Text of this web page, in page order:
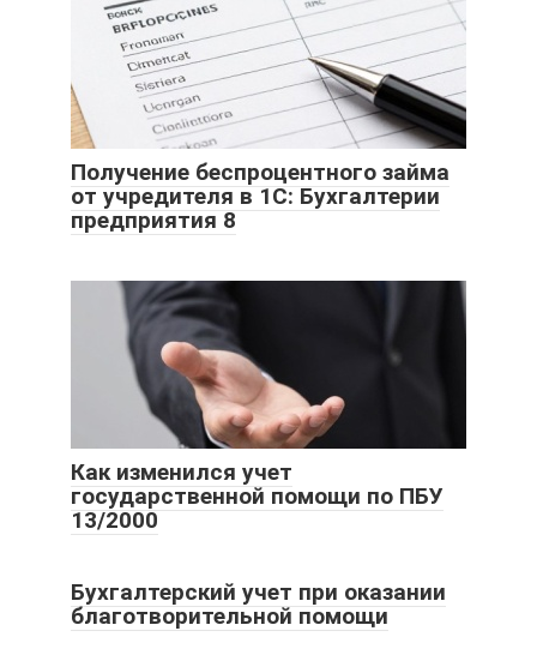
Получение беспроцентного займа
от учредителя в 1С: Бухгалтерии
предприятия 8
Как изменился учет
государственной помощи по ПБУ
13/2000
Бухгалтерский учет при оказании
благотворительной помощи